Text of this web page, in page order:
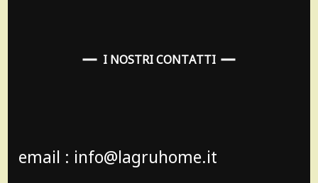
I NOSTRI CONTATTI
email : info@lagruhome.it